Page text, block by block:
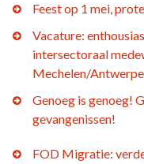
Feest op 1 mei,
Vacature:
intersectoraal
Mechelen/
Genoeg is genoeg!
gevangenissen!
FOD Migratie: